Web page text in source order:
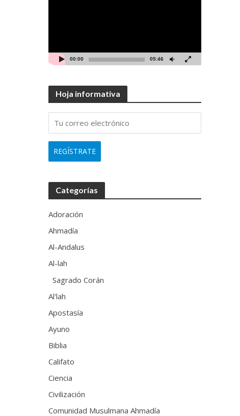
00:00 05:46
Hoja informativa
Categorías
Adoración
Ahmadía
Al-Andalus
Al-lah
Sagrado Corán
Al'lah
Apostasía
Ayuno
Biblia
Califato
Ciencia
Civilización
Comunidad Musulmana Ahmadía